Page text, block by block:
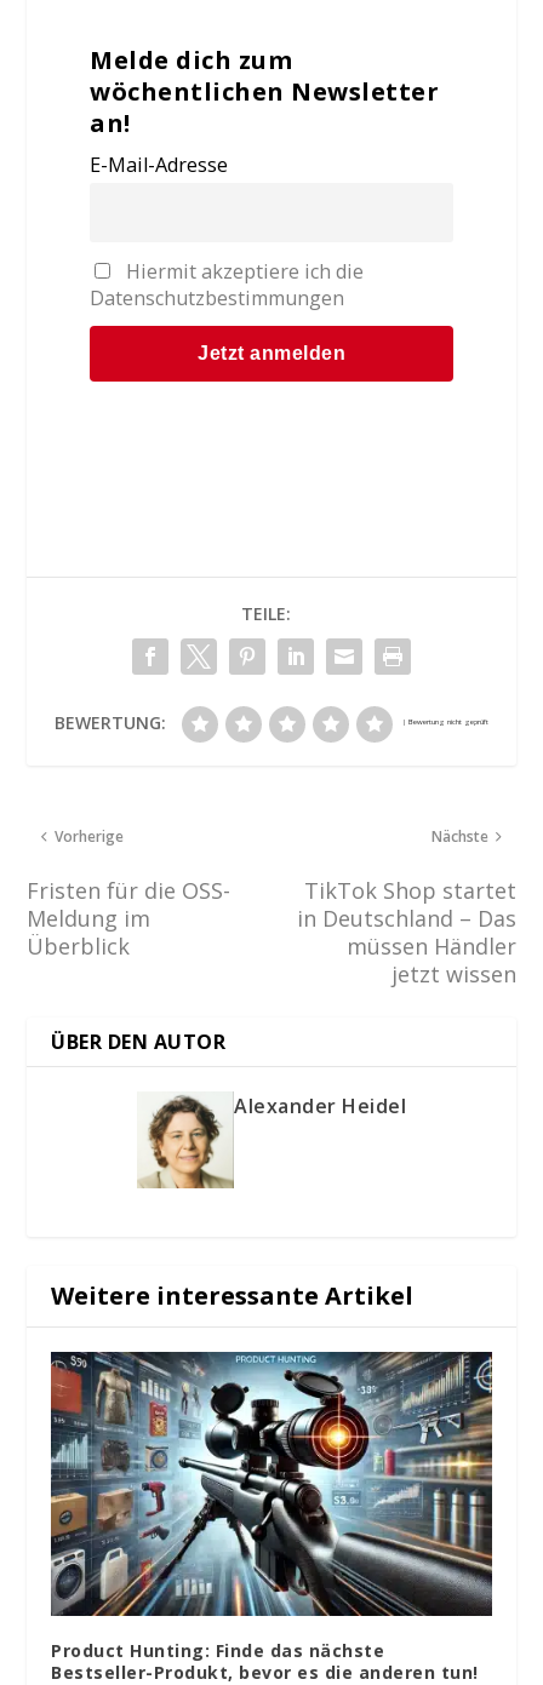
Melde dich zum
wöchentlichen Newsletter
an!
E-Mail-Adresse
Hiermit akzeptiere ich die
Datenschutzbestimmungen
TEILE:
BEWERTUNG:
Vorherige
Fristen für die OSS-
Meldung im
Überblick
Nächste
TikTok Shop startet
in Deutschland – Das
müssen Händler
jetzt wissen
ÜBER DEN AUTOR
Alexander Heidel
Weitere interessante Artikel
Product Hunting: Finde das nächste
Bestseller-Produkt, bevor es die anderen tun!